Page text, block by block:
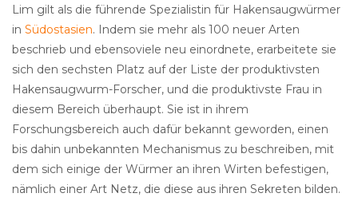
Lim gilt als die führende Spezialistin für Hakensaugwürmer
in Südostasien. Indem sie mehr als 100 neuer Arten
beschrieb und ebensoviele neu einordnete, erarbeitete sie
sich den sechsten Platz auf der Liste der produktivsten
Hakensaugwurm-Forscher, und die produktivste Frau in
diesem Bereich überhaupt. Sie ist in ihrem
Forschungsbereich auch dafür bekannt geworden, einen
bis dahin unbekannten Mechanismus zu beschreiben, mit
dem sich einige der Würmer an ihren Wirten befestigen,
nämlich einer Art Netz, die diese aus ihren Sekreten bilden.